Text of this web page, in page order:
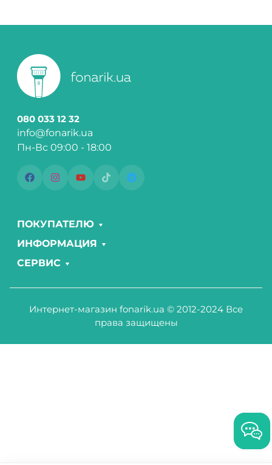
080 033 12 32
info@fonarik.ua
Пн-Вс 09:00 - 18:00
ПОКУПАТЕЛЮ
ИНФОРМАЦИЯ
СЕРВИС
Интернет-магазин fonarik.ua © 2012-2024 Все
права защищены